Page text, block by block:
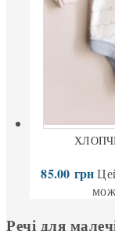
85.00 грн
Речі для